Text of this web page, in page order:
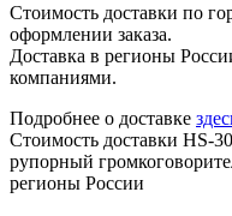
Стоимость доставки по
оформлении заказа.
Доставка в регионы
компаниями.
Подробнее о доставке
Стоимость доставки HS-
рупорный
регионы России